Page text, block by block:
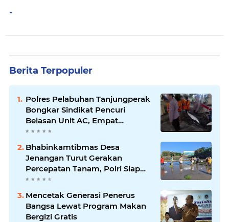
-
Berita Terpopuler
Polres Pelabuhan Tanjungperak
Bongkar Sindikat Pencuri
Belasan Unit AC, Empat
Tersangka Diamankan
Bhabinkamtibmas Desa
Jenangan Turut Gerakan
Percepatan Tanam, Polri Siap
Kawal Swasembada Pangan
Mencetak Generasi Penerus
Bangsa Lewat Program Makan
Bergizi Gratis